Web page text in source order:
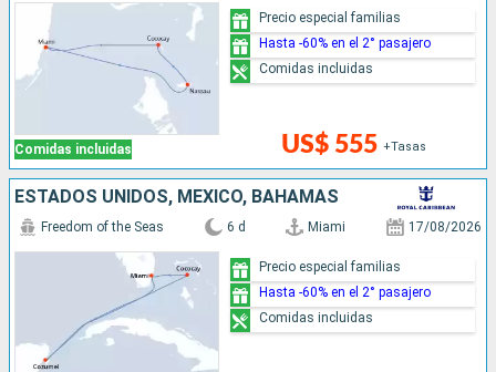
Comidas incluidas US$ 555 +Tasas
Precio especial familias
Hasta -60% en el 2° pasajero
Comidas incluidas
ESTADOS UNIDOS, MÉXICO, BAHAMAS
Freedom of the Seas 6 d Miami 17/08/2026
Precio especial familias
Hasta -60% en el 2° pasajero
Comidas incluidas